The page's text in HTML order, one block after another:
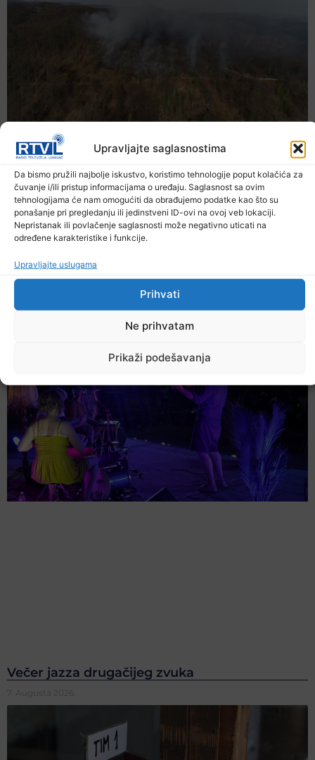
Upravljajte saglasnostima
Da bismo pružili najbolje iskustvo, koristimo tehnologije poput kolačića za
čuvanje i/ili pristup informacijama o uređaju. Saglasnost sa ovim
tehnologijama će nam omogućiti da obrađujemo podatke kao što su
ponašanje pri pregledanju ili jedinstveni ID-ovi na ovoj veb lokaciji.
Nepristanak ili povlačenje saglasnosti može negativno uticati na
određene karakteristike i funkcije.
Upravljajte uslugama
Prihvati
Ne prihvatam
Prikaži podešavanja
U TK povećan broj požara
Večer jazza drugačijeg zvuka
7. Augusta 2026.